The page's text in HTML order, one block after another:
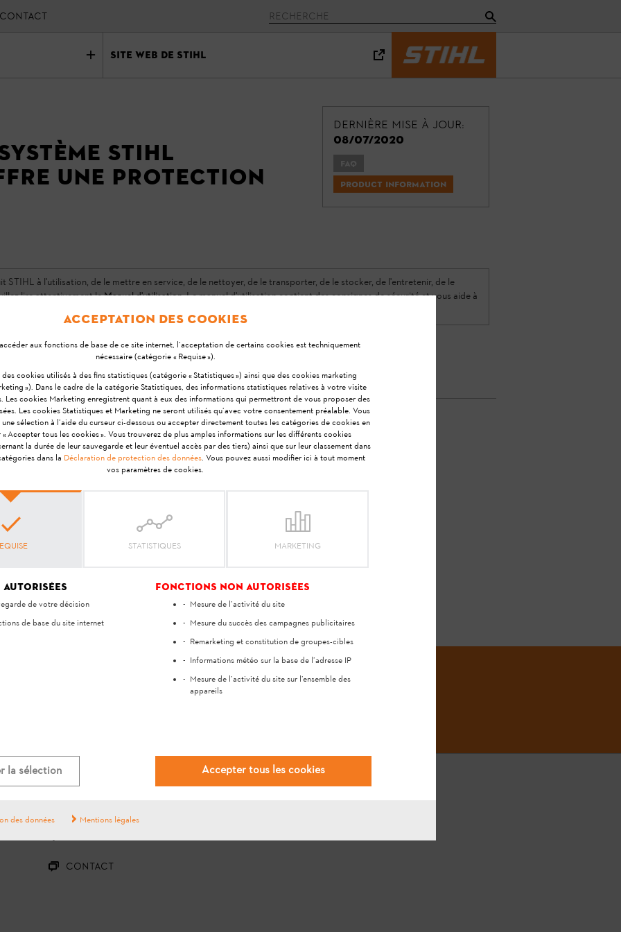
CONTACT
Site Web de stihl
STIHL
une protection
Dernière mise à jour:
08/07/2020
FAQ
Product information
à l'utilisation, de le mettre en service, de le nettoyer, de le transporter, de le stocker, de l'entretenir, de le
lire attentivement leManuel d'utilisation. Le manuel d'utilisation contient des consignes de sécurité et vous aide à
et dans le respect de l'environnement tout au long de sa longue durée de vie.
ne peut pas être utilisé pour la protection antivol.
Votre avis est important pour nous !
vous a-t-elle aidé ?
CONTACT
Acceptation des cookies
aux fonctions de base de ce site internet, l’acceptation de certains cookies est techniquement
nécessaire (catégorie « Requise »).
des cookies utilisés à des fins statistiques (catégorie « Statistiques ») ainsi que des cookies marketing
»). Dans le cadre de la catégorie Statistiques, des informations statistiques relatives à votre visite
Les cookies Marketing enregistrent quant à eux des informations qui permettront de vous proposer des
Les cookies Statistiques et Marketing ne seront utilisés qu’avec votre consentement préalable. Vous
sélection à l’aide du curseur ci-dessous ou accepter directement toutes les catégories de cookies en
Accepter tous les cookies ». Vous trouverez de plus amples informations sur les différents cookies
la durée de leur sauvegarde et leur éventuel accès par des tiers) ainsi que sur leur classement dans
dans la Déclaration de protection des données. Vous pouvez aussi modifier ici à tout moment
vos paramètres de cookies.
STATISTIQUES MARKETING
de votre décision
de base du site internet
Fonctions non autorisées
Mesure de l’activité du site
Mesure du succès des campagnes publicitaires
Remarketing et constitution de groupes-cibles
Informations météo sur la base de l’adresse IP
Mesure de l’activité du site sur l’ensemble des
appareils
la sélection Accepter tous les cookies
des données Mentions légales